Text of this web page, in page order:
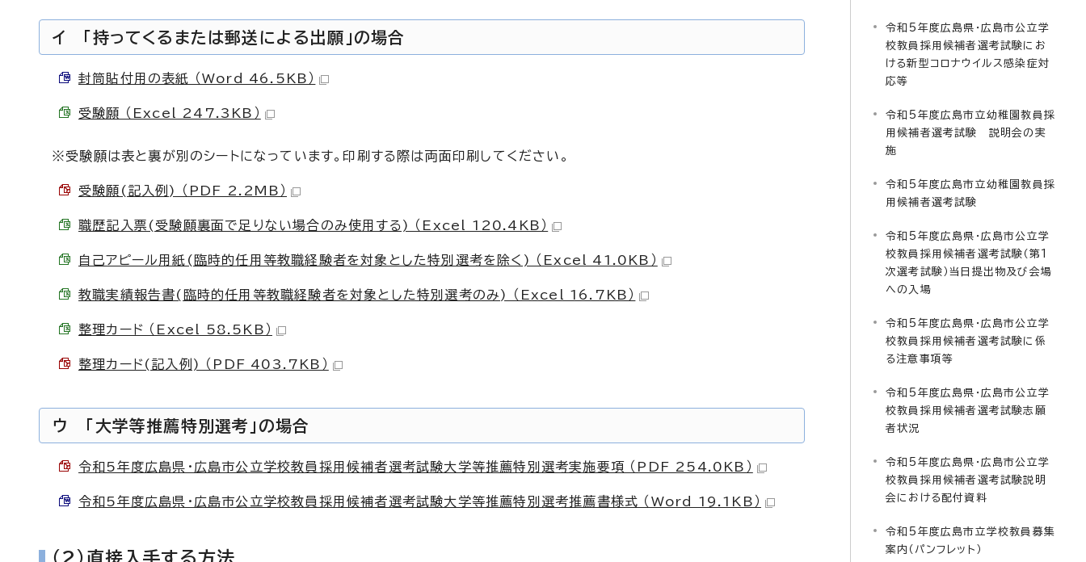
イ 「持ってくるまたは郵送による出願」の場合
封筒貼付用の表紙 （Word 46.5KB）
受験願 （Excel 247.3KB）
※受験願は表と裏が別のシートになっています。印刷する際は両面印刷してください。
受験願(記入例) （PDF 2.2MB）
職歴記入票(受験願裏面で足りない場合のみ使用する) （Excel 120.4KB）
自己アピール用紙(臨時的任用等教職経験者を対象とした特別選考を除く) （Excel 41.0KB）
教職実績報告書(臨時的任用等教職経験者を対象とした特別選考のみ) （Excel 16.7KB）
整理カード （Excel 58.5KB）
整理カード(記入例) （PDF 403.7KB）
ウ 「大学等推薦特別選考」の場合
令和5年度広島県・広島市公立学校教員採用候補者選考試験大学等推薦特別選考実施要項 （PDF 254.0KB）
令和5年度広島県・広島市公立学校教員採用候補者選考試験大学等推薦特別選考推薦書様式 （Word 19.1KB）
（2）直接入手する方法
令和5年度広島県・広島市公立学
校教員採用候補者選考試験にお
ける新型コロナウイルス感染症対
応等
令和5年度広島市立幼稚園教員採
用候補者選考試験 説明会の実
施
令和5年度広島市立幼稚園教員採
用候補者選考試験
令和5年度広島県・広島市公立学
校教員採用候補者選考試験（第1
次選考試験）当日提出物及び会場
への入場
令和5年度広島県・広島市公立学
校教員採用候補者選考試験に係
る注意事項等
令和5年度広島県・広島市公立学
校教員採用候補者選考試験志願
者状況
令和5年度広島県・広島市公立学
校教員採用候補者選考試験説明
会における配付資料
令和5年度広島市立学校教員募集
案内（パンフレット）